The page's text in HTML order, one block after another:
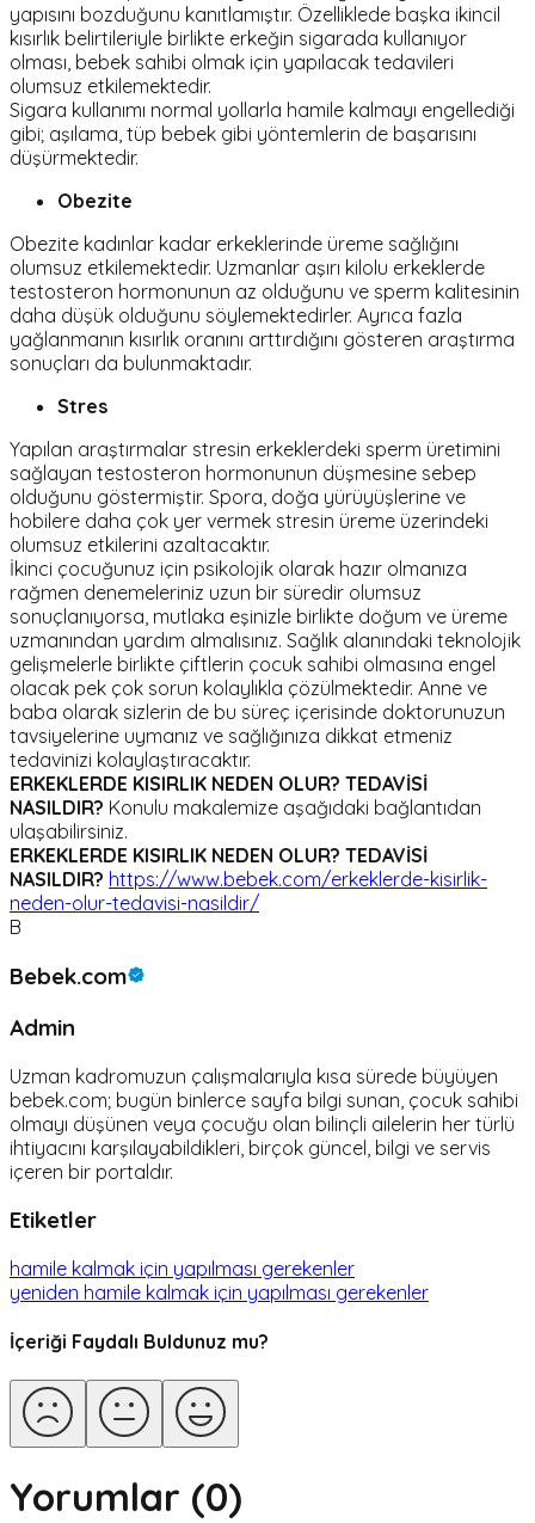
yapısını bozduğunu kanıtlamıştır. Özelliklede başka ikincil
kısırlık belirtileriyle birlikte erkeğin sigarada kullanıyor
olması, bebek sahibi olmak için yapılacak tedavileri
olumsuz etkilemektedir.
Sigara kullanımı normal yollarla hamile kalmayı engellediği
gibi; aşılama, tüp bebek gibi yöntemlerin de başarısını
düşürmektedir.
Obezite
Obezite kadınlar kadar erkeklerinde üreme sağlığını
olumsuz etkilemektedir. Uzmanlar aşırı kilolu erkeklerde
testosteron hormonunun az olduğunu ve sperm kalitesinin
daha düşük olduğunu söylemektedirler. Ayrıca fazla
yağlanmanın kısırlık oranını arttırdığını gösteren araştırma
sonuçları da bulunmaktadır.
Stres
Yapılan araştırmalar stresin erkeklerdeki sperm üretimini
sağlayan testosteron hormonunun düşmesine sebep
olduğunu göstermiştir. Spora, doğa yürüyüşlerine ve
hobilere daha çok yer vermek stresin üreme üzerindeki
olumsuz etkilerini azaltacaktır.
İkinci çocuğunuz için psikolojik olarak hazır olmanıza
rağmen denemeleriniz uzun bir süredir olumsuz
sonuçlanıyorsa, mutlaka eşinizle birlikte doğum ve üreme
uzmanından yardım almalısınız. Sağlık alanındaki teknolojik
gelişmelerle birlikte çiftlerin çocuk sahibi olmasına engel
olacak pek çok sorun kolaylıkla çözülmektedir. Anne ve
baba olarak sizlerin de bu süreç içerisinde doktorunuzun
tavsiyelerine uymanız ve sağlığınıza dikkat etmeniz
tedavinizi kolaylaştıracaktır.
ERKEKLERDE KISIRLIK NEDEN OLUR? TEDAVİSİ
NASILDIR? Konulu makalemize aşağıdaki bağlantıdan
ulaşabilirsiniz.
ERKEKLERDE KISIRLIK NEDEN OLUR? TEDAVİSİ
NASILDIR? https://www.bebek.com/erkeklerde-kisirlik-
neden-olur-tedavisi-nasildir/
B
Bebek.com
Admin
Uzman kadromuzun çalışmalarıyla kısa sürede büyüyen
bebek.com; bugün binlerce sayfa bilgi sunan, çocuk sahibi
olmayı düşünen veya çocuğu olan bilinçli ailelerin her türlü
ihtiyacını karşılayabildikleri, birçok güncel, bilgi ve servis
içeren bir portaldır.
Etiketler
hamile kalmak için yapılması gerekenler
yeniden hamile kalmak için yapılması gerekenler
İçeriği Faydalı Buldunuz mu?
Yorumlar (0)